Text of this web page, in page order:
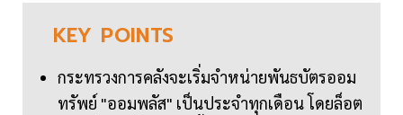
KEY POINTS
กระทรวงการคลังจะเริ่มจำหน่ายพันธบัตรออม
ทรัพย์ "ออมพลัส" เป็นประจำทุกเดือน โดยล็อต